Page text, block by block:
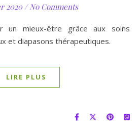
2020 / No Comments
et diapasons thérapeutiques.
LIRE PLUS